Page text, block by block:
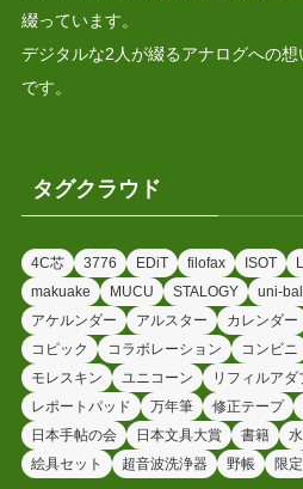
綴っています。
デジタルな2人が綴るアナログへの
です。
タグクラウド
4C芯 3776 EDiT filofax ISOT
makuake
MUCU STALOGY uni-
アケルンダー
アルスター カレンダー
コピック
コラボレーション コンビニ
モレスキン
ユニコーン リフィルアダ
レポートパッド
万年筆 修正テープ
日本手帖の会
日本文具大賞 書籍
絵具セット
超音波洗浄器 野帳 限定